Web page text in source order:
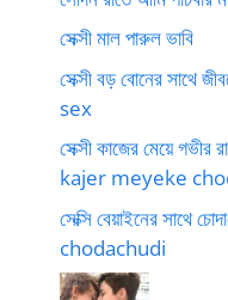
সেক্সী মাল পারুল ভাবি
সেক্সী বড় বোনের সাথে
sex
সেক্সী কাজের মেয়ে
kajer meyeke
সেক্সি বেয়াইনের সাথে
chodachudi